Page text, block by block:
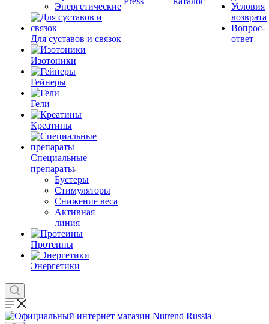
Энергетические
Для суставов и связок
Изотоники
Гейнеры
Гели
Креатины
Специальные
препараты
Бустеры
Стимуляторы
Снижение веса
Активная
линия
Протеины
Энергетики
Условия
возврата
Вопрос-
ответ